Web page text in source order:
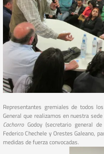
Representantes gremiales de todos
General que realizamos en nuestra
Cachorro Godoy (secretario general
Federico Chechele y Orestes Galeano,
medidas de fuerza convocadas.